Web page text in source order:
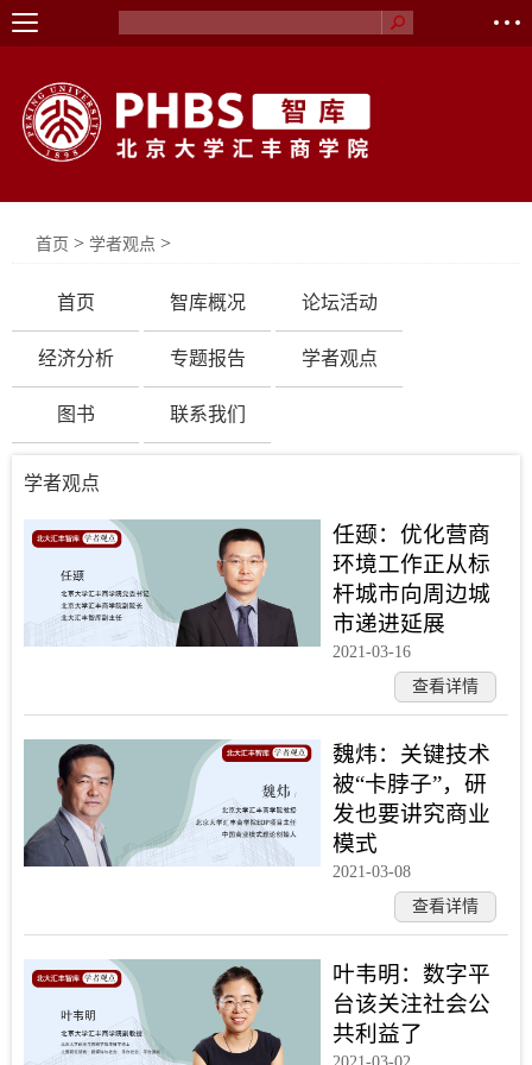
首页 > 学者观点 >
首页 智库概况 论坛活动
经济分析 专题报告 学者观点
图书 联系我们
学者观点
任颋：优化营商
环境工作正从标
杆城市向周边城
市递进延展
2021-03-16
查看详情
魏炜：关键技术
被“卡脖子”，研
发也要讲究商业
模式
2021-03-08
查看详情
叶韦明：数字平
台该关注社会公
共利益了